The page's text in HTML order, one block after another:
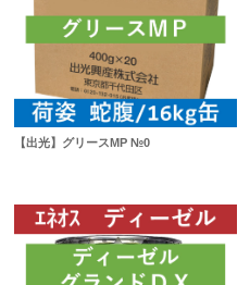
【出光】グリースMP №0